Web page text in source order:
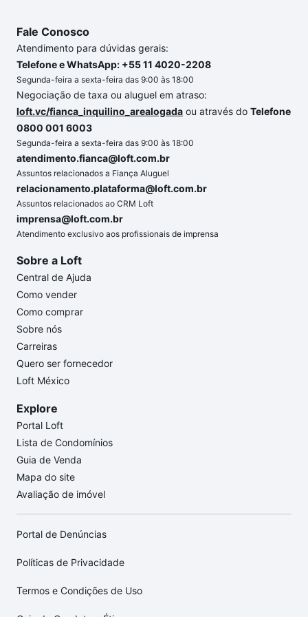
Fale Conosco
Atendimento para dúvidas gerais:
Telefone e WhatsApp: +55 11 4020-2208
Segunda-feira a sexta-feira das 9:00 às 18:00
Negociação de taxa ou aluguel em atraso:
loft.vc/fianca_inquilino_arealogada ou através do Telefone
0800 001 6003
Segunda-feira a sexta-feira das 9:00 às 18:00
atendimento.fianca@loft.com.br
Assuntos relacionados a Fiança Aluguel
relacionamento.plataforma@loft.com.br
Assuntos relacionados ao CRM Loft
imprensa@loft.com.br
Atendimento exclusivo aos profissionais de imprensa
Sobre a Loft
Central de Ajuda
Como vender
Como comprar
Sobre nós
Carreiras
Quero ser fornecedor
Loft México
Explore
Portal Loft
Lista de Condomínios
Guia de Venda
Mapa do site
Avaliação de imóvel
Portal de Denúncias
Políticas de Privacidade
Termos e Condições de Uso